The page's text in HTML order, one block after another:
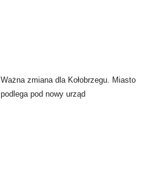
Ważna zmiana dla Kołobrzegu. Miasto
podlega pod nowy urząd